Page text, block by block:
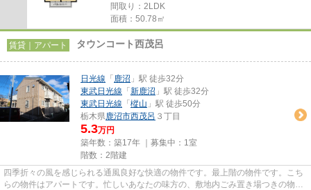
間取り：2LDK
面積：50.78㎡
賃貸｜アパート タウンコート西茂呂
日光線 「 鹿沼 」駅 徒歩32分
東武日光線 「 新鹿沼 」駅 徒歩32分
東武日光線 「 樅山 」駅 徒歩50分
栃木県鹿沼市西茂呂 ３丁目
5.3万円
築年数：築17年 ｜募集中： 1室
階数：2階建
四季折々の風を感じられる通風良好な快適の物件です。最上階の物件です。こち
らの物件はアパートです。忙しいあなたの味方の、敷地内ごみ置き場つきの物件